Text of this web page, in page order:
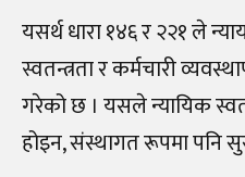
यसर्थ धारा १४६ र २२१ ले
स्वतन्त्रता र कर्मचारी
गरेको छ । यसले न्यायिक
होइन, संस्थागत रूपमा पनि